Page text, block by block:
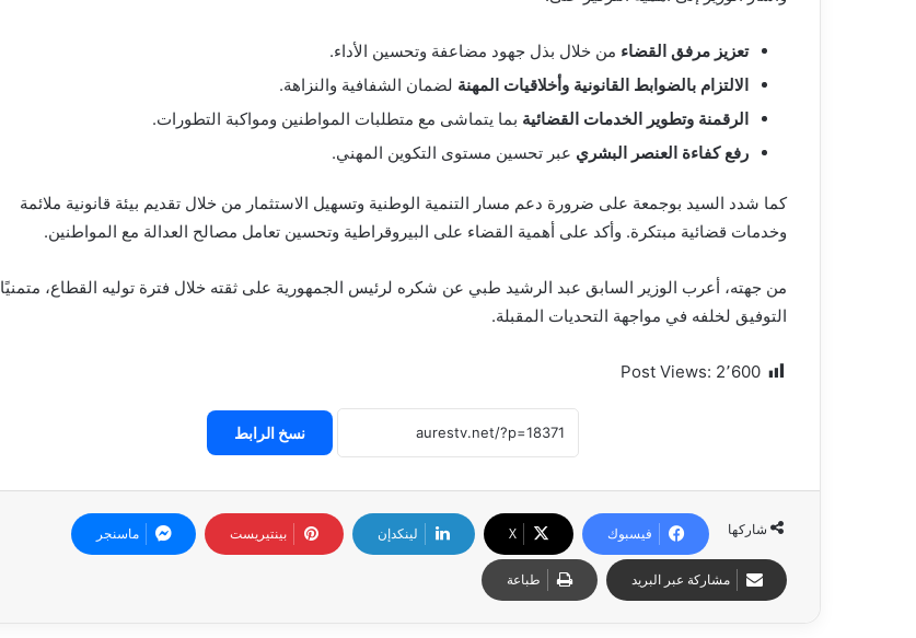
تعزيز مرفق القضاء من خلال بذل جهود مضاعفة وتحسين الأداء.
الالتزام بالضوابط القانونية وأخلاقيات المهنة لضمان الشفافية والنزاهة.
الرقمنة وتطوير الخدمات القضائية بما يتماشى مع متطلبات المواطنين ومواكبة التطورات.
رفع كفاءة العنصر البشري عبر تحسين مستوى التكوين المهني.
كما شدد السيد بوجمعة على ضرورة دعم مسار التنمية الوطنية وتسهيل الاستثمار من خلال تقديم بيئة قانونية ملائمة
وخدمات قضائية مبتكرة. وأكد على أهمية القضاء على البيروقراطية وتحسين تعامل مصالح العدالة مع المواطنين.
من جهته، أعرب الوزير السابق عبد الرشيد طبي عن شكره لرئيس الجمهورية على ثقته خلال فترة توليه القطاع، متمنيًا
التوفيق لخلفه في مواجهة التحديات المقبلة.
Post Views: 2٬600
نسخ الرابط
شاركها فيسبوك X لينكدإن بينتيريست ماسنجر
مشاركة عبر البريد طباعة